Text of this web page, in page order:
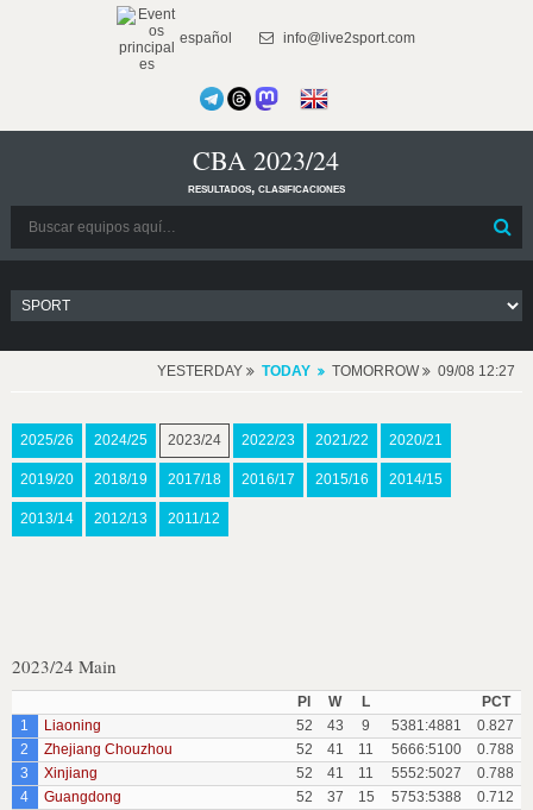
español info@live2sport.com
CBA 2023/24
resultados, clasificaciones
YESTERDAY TODAY TOMORROW 09/08 12:27
2025/26 2024/25 2023/24 2022/23 2021/22 2020/21
2019/20 2018/19 2017/18 2016/17 2015/16 2014/15
2013/14 2012/13 2011/12
2023/24 Main
Pl W L
PCT
1
Liaoning 52 43 9 5381:4881
0.827
2
Zhejiang Chouzhou 52 41 11 5666:5100
0.788
3
Xinjiang 52 41 11 5552:5027
0.788
4
Guangdong 52 37 15 5753:5388
0.712